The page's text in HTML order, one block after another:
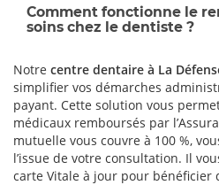
Comment fonctionne le
soins chez le dentiste ?
Notre centre dentaire à La
simplifier vos démarches
payant. Cette solution vous
médicaux remboursés par
mutuelle vous couvre à 100 %,
l’issue de votre consultation. Il
carte Vitale à jour pour bénéficier